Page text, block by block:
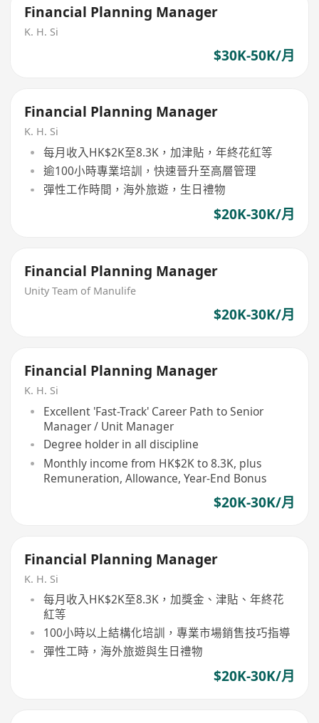
Financial Planning Manager
K. H. Si
$30K-50K/月
Financial Planning Manager
K. H. Si
每月收入HK$2K至8.3K，加津貼，年終花紅等
逾100小時專業培訓，快速晉升至高層管理
彈性工作時間，海外旅遊，生日禮物
$20K-30K/月
Financial Planning Manager
Unity Team of Manulife
$20K-30K/月
Financial Planning Manager
K. H. Si
Excellent 'Fast-Track' Career Path to Senior
Manager / Unit Manager
Degree holder in all discipline
Monthly income from HK$2K to 8.3K, plus
Remuneration, Allowance, Year-End Bonus
$20K-30K/月
Financial Planning Manager
K. H. Si
每月收入HK$2K至8.3K，加獎金、津貼、年終花
紅等
100小時以上結構化培訓，專業市場銷售技巧指導
彈性工時，海外旅遊與生日禮物
$20K-30K/月